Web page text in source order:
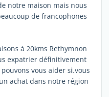
notre maison mais nous
de francophones
à 20kms Rethymnon
expatrier définitivement
vous aider si.vous
achat dans notre région